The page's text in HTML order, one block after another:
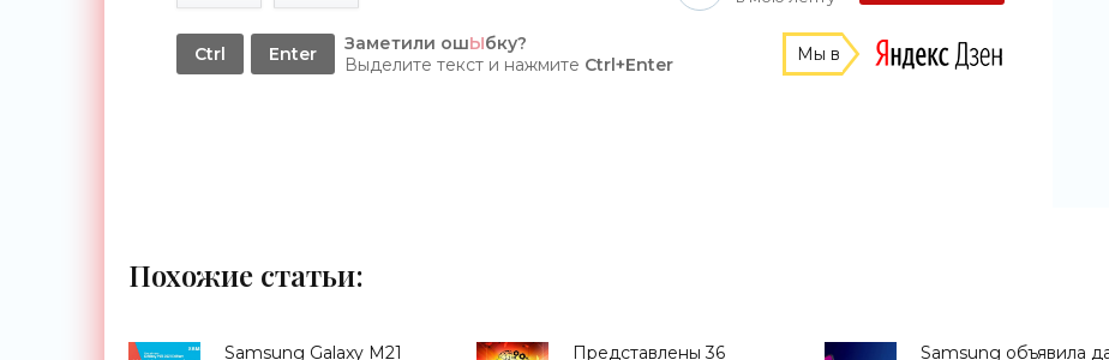
Ctrl Enter Заметили ошЫбку?
Выделите текст и нажмите Ctrl+Enter Мы в
Похожие статьи:
Samsung Galaxy M21
Представлены 36
Samsung объявила